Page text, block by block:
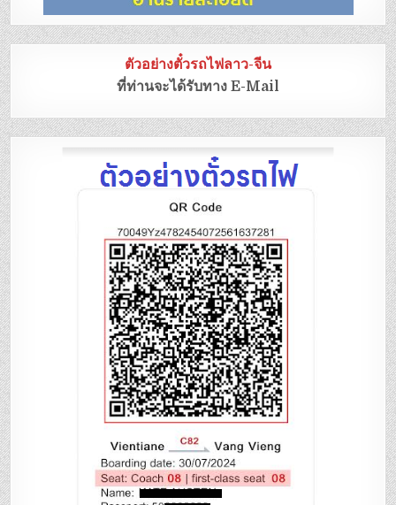
ตัวอย่างตั๋วรถไฟลาว-จีน
ที่ท่านจะได้รับทาง E-Mail